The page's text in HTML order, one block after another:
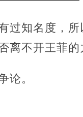
过知名度，
离不开王菲的
论。